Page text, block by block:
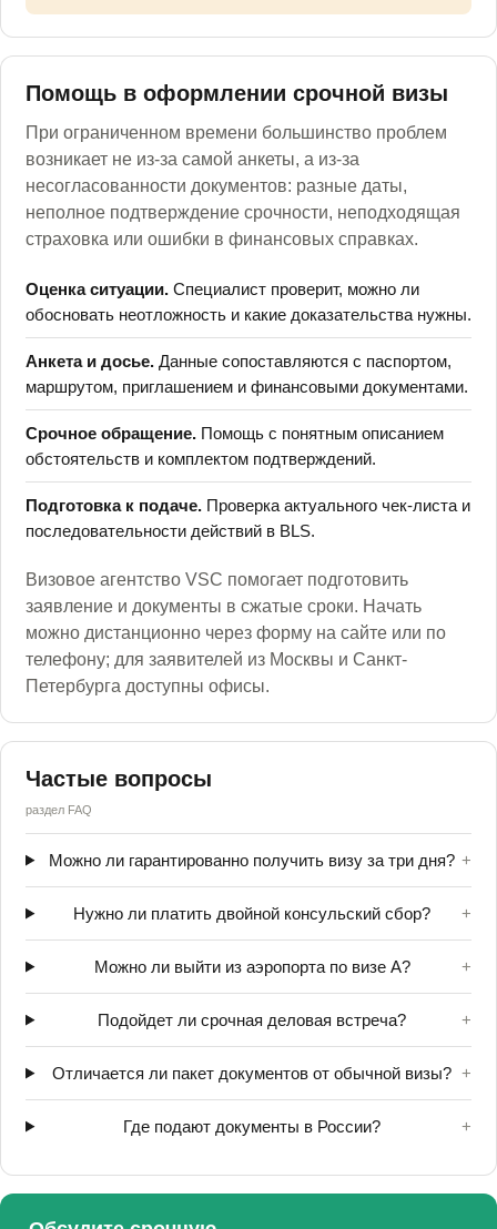
Помощь в оформлении срочной визы
При ограниченном времени большинство проблем
возникает не из-за самой анкеты, а из-за
несогласованности документов: разные даты,
неполное подтверждение срочности, неподходящая
страховка или ошибки в финансовых справках.
Оценка ситуации. Специалист проверит, можно ли
обосновать неотложность и какие доказательства нужны.
Анкета и досье. Данные сопоставляются с паспортом,
маршрутом, приглашением и финансовыми документами.
Срочное обращение. Помощь с понятным описанием
обстоятельств и комплектом подтверждений.
Подготовка к подаче. Проверка актуального чек-листа и
последовательности действий в BLS.
Визовое агентство VSC помогает подготовить
заявление и документы в сжатые сроки. Начать
можно дистанционно через форму на сайте или по
телефону; для заявителей из Москвы и Санкт-
Петербурга доступны офисы.
Частые вопросы
раздел FAQ
Можно ли гарантированно получить визу за три дня? +
Нужно ли платить двойной консульский сбор? +
Можно ли выйти из аэропорта по визе A? +
Подойдет ли срочная деловая встреча? +
Отличается ли пакет документов от обычной визы? +
Где подают документы в России? +